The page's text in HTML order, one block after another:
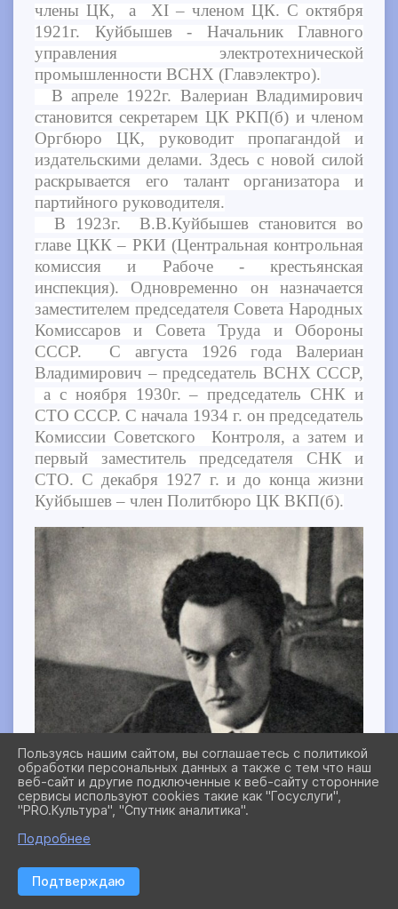
члены ЦК, а ХI – членом ЦК. С октября
1921г. Куйбышев - Начальник Главного
управления электротехнической
промышленности ВСНХ (Главэлектро).
В апреле 1922г. Валериан Владимирович
становится секретарем ЦК РКП(б) и членом
Оргбюро ЦК, руководит пропагандой и
издательскими делами. Здесь с новой силой
раскрывается его талант организатора и
партийного руководителя.
В 1923г. В.В.Куйбышев становится во
главе ЦКК – РКИ (Центральная контрольная
комиссия и Рабоче - крестьянская
инспекция). Одновременно он назначается
заместителем председателя Совета Народных
Комиссаров и Совета Труда и Обороны
СССР. С августа 1926 года Валериан
Владимирович – председатель ВСНХ СССР,
а с ноября 1930г. – председатель СНК и
СТО СССР. С начала 1934 г. он председатель
Комиссии Советского Контроля, а затем и
первый заместитель председателя СНК и
СТО. С декабря 1927 г. и до конца жизни
Куйбышев – член Политбюро ЦК ВКП(б).
Пользуясь нашим сайтом, вы соглашаетесь с политикой
обработки персональных данных а также с тем что наш
веб-сайт и другие подключенные к веб-сайту сторонние
сервисы используют cookies такие как "Госуслуги",
"PRO.Культура", "Спутник аналитика".
Подробнее
Подтверждаю